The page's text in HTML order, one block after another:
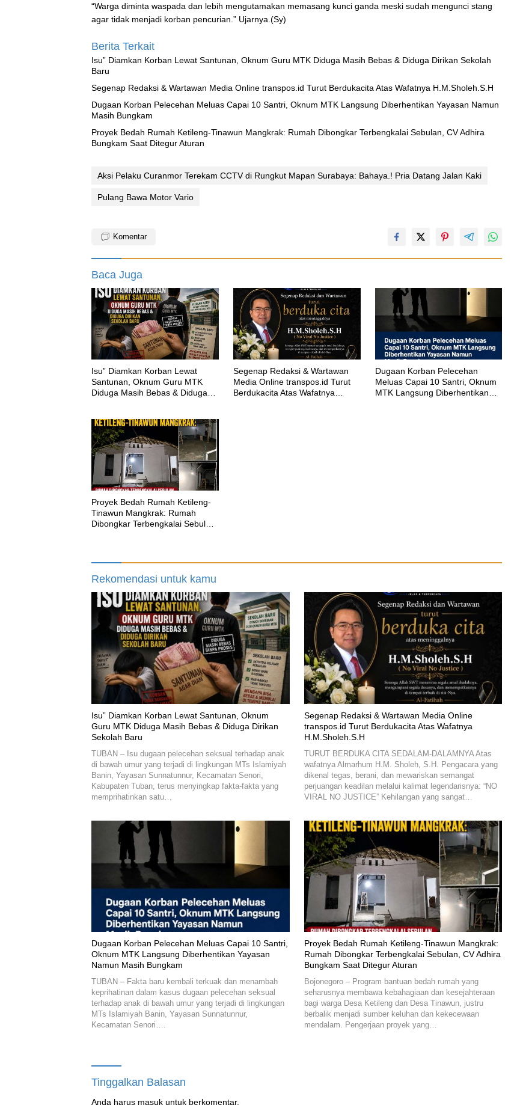
“Warga diminta waspada dan lebih mengutamakan memasang kunci ganda meski sudah mengunci stang
agar tidak menjadi korban pencurian.” Ujarnya.(Sy)
Berita Terkait
‎Isu” Diamkan Korban Lewat Santunan, Oknum Guru MTK Diduga Masih Bebas & Diduga Dirikan Sekolah
Baru
Segenap Redaksi & Wartawan Media Online transpos.id Turut Berdukacita Atas Wafatnya H.M.Sholeh.S.H
‎Dugaan Korban Pelecehan Meluas Capai 10 Santri, Oknum MTK Langsung Diberhentikan Yayasan Namun
Masih Bungkam
Proyek Bedah Rumah Ketileng-Tinawun Mangkrak: Rumah Dibongkar Terbengkalai Sebulan, CV Adhira
Bungkam Saat Ditegur Aturan
Aksi Pelaku Curanmor Terekam CCTV di Rungkut Mapan Surabaya: Bahaya.! Pria Datang Jalan Kaki
Pulang Bawa Motor Vario
Komentar
Baca Juga
‎Isu” Diamkan Korban Lewat
Santunan, Oknum Guru MTK
Diduga Masih Bebas & Diduga
Segenap Redaksi & Wartawan
Media Online transpos.id Turut
Berdukacita Atas Wafatnya
‎Dugaan Korban Pelecehan
Meluas Capai 10 Santri, Oknum
MTK Langsung Diberhentikan
Proyek Bedah Rumah Ketileng-
Tinawun Mangkrak: Rumah
Dibongkar Terbengkalai Sebulan,
Rekomendasi untuk kamu
‎Isu” Diamkan Korban Lewat Santunan, Oknum
Guru MTK Diduga Masih Bebas & Diduga Dirikan
Sekolah Baru
TUBAN – Isu dugaan pelecehan seksual terhadap anak
di bawah umur yang terjadi di lingkungan MTs Islamiyah
Banin, Yayasan Sunnatunnur, Kecamatan Senori,
Kabupaten Tuban, terus menyingkap fakta-fakta yang
memprihatinkan satu…
Segenap Redaksi & Wartawan Media Online
transpos.id Turut Berdukacita Atas Wafatnya
H.M.Sholeh.S.H
TURUT BERDUKA CITA SEDALAM-DALAMNYA Atas
wafatnya Almarhum H.M. Sholeh, S.H. Pengacara yang
dikenal tegas, berani, dan mewariskan semangat
perjuangan keadilan melalui kalimat legendarisnya: “NO
VIRAL NO JUSTICE” Kehilangan yang sangat…
‎Dugaan Korban Pelecehan Meluas Capai 10 Santri,
Oknum MTK Langsung Diberhentikan Yayasan
Namun Masih Bungkam
‎TUBAN – Fakta baru kembali terkuak dan menambah
keprihatinan dalam kasus dugaan pelecehan seksual
terhadap anak di bawah umur yang terjadi di lingkungan
MTs Islamiyah Banin, Yayasan Sunnatunnur,
Kecamatan Senori….
Proyek Bedah Rumah Ketileng-Tinawun Mangkrak:
Rumah Dibongkar Terbengkalai Sebulan, CV Adhira
Bungkam Saat Ditegur Aturan
Bojonegoro – Program bantuan bedah rumah yang
seharusnya membawa kebahagiaan dan kesejahteraan
bagi warga Desa Ketileng dan Desa Tinawun, justru
berbalik menjadi sumber keluhan dan kekecewaan
mendalam. Pengerjaan proyek yang…
Tinggalkan Balasan
Anda harus masuk untuk berkomentar.